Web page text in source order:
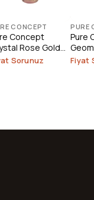
CONCEPT
Concept
Rose Gold
Sıvı
Sorunuz
PURE
Pure
Altın
Fiyat